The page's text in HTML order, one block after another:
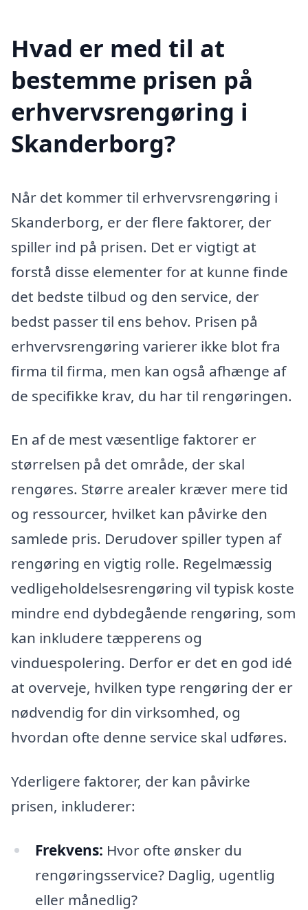
Hvad er med til at
bestemme prisen på
erhvervsrengøring i
Skanderborg?
Når det kommer til erhvervsrengøring i
Skanderborg, er der flere faktorer, der
spiller ind på prisen. Det er vigtigt at
forstå disse elementer for at kunne finde
det bedste tilbud og den service, der
bedst passer til ens behov. Prisen på
erhvervsrengøring varierer ikke blot fra
firma til firma, men kan også afhænge af
de specifikke krav, du har til rengøringen.
En af de mest væsentlige faktorer er
størrelsen på det område, der skal
rengøres. Større arealer kræver mere tid
og ressourcer, hvilket kan påvirke den
samlede pris. Derudover spiller typen af
rengøring en vigtig rolle. Regelmæssig
vedligeholdelsesrengøring vil typisk koste
mindre end dybdegående rengøring, som
kan inkludere tæpperens og
vinduespolering. Derfor er det en god idé
at overveje, hvilken type rengøring der er
nødvendig for din virksomhed, og
hvordan ofte denne service skal udføres.
Yderligere faktorer, der kan påvirke
prisen, inkluderer:
Frekvens: Hvor ofte ønsker du
rengøringsservice? Daglig, ugentlig
eller månedlig?